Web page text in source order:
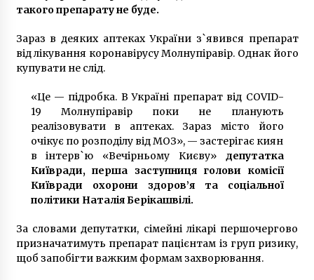
такого препарату не буде.
Зараз в деяких аптеках України з`явився препарат
від лікування коронавірусу Молнупіравір. Однак його
купувати не слід.
«Це — підробка. В Україні препарат від COVID-
19 Молнупіравір поки не планують
реалізовувати в аптеках. Зараз місто його
очікує по розподілу від МОЗ», — застерігає киян
в інтерв`ю «Вечірньому Києву» депутатка
Київради, перша заступниця голови комісії
Київради охорони здоров’я та соціальної
політики Наталія Берікашвілі.
За словами депутатки, сімейні лікарі першочергово
призначатимуть препарат пацієнтам із груп ризику,
щоб запобігти важким формам захворювання.